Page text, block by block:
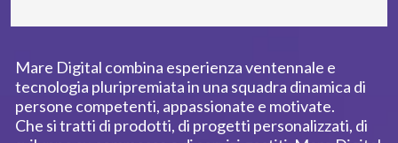
Mare Digital combina esperienza ventennale e
tecnologia pluripremiata in una squadra dinamica di
persone competenti, appassionate e motivate.
Che si tratti di prodotti, di progetti personalizzati, di